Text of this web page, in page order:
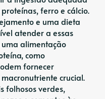
ferro e cálcio.
e uma dieta
atender a essas
uma alimentação
como
fornecer
crucial.
folhosos verdes,